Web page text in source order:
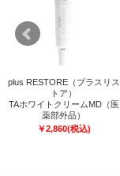
plus RESTORE（プラスリス
トア）
TAホワイトクリームMD（医
薬部外品）
￥2,860(税込)